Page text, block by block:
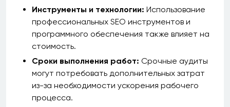
Инструменты и технологии: Использование
профессиональных SEO инструментов и
программного обеспечения также влияет на
стоимость.
Сроки выполнения работ: Срочные аудиты
могут потребовать дополнительных затрат
из-за необходимости ускорения рабочего
процесса.